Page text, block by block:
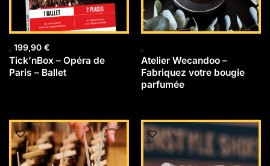
199,90 €
Tick’nBox – Opéra de
Paris – Ballet
Atelier Wecandoo –
Fabriquez votre bougie
parfumée